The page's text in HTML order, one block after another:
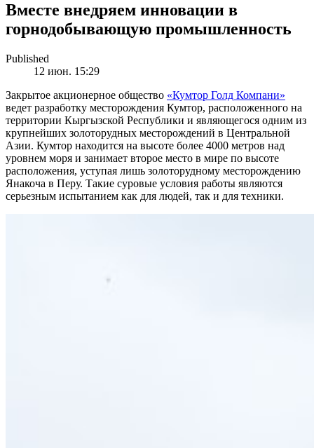
Вместе внедряем инновации в
горнодобывающую промышленность
Published
12 июн. 15:29
Закрытое акционерное общество «Кумтор Голд Компани»
ведет разработку месторождения Кумтор, расположенного на
территории Кыргызской Республики и являющегося одним из
крупнейших золоторудных месторождений в Центральной
Азии. Кумтор находится на высоте более 4000 метров над
уровнем моря и занимает второе место в мире по высоте
расположения, уступая лишь золоторудному месторождению
Янакоча в Перу. Такие суровые условия работы являются
серьезным испытанием как для людей, так и для техники.